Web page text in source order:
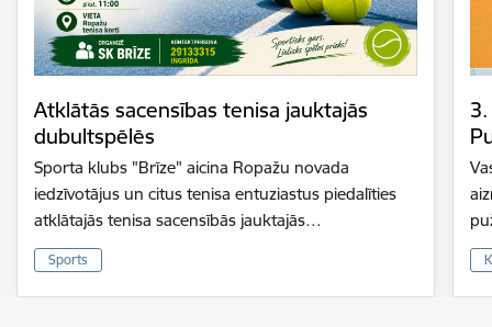
Atklātās sacensības tenisa jauktajās
dubultspēlēs
Sporta klubs "Brīze" aicina Ropažu novada
iedzīvotājus un citus tenisa entuziastus piedalīties
atklātajās tenisa sacensībās jauktajās…
Sports